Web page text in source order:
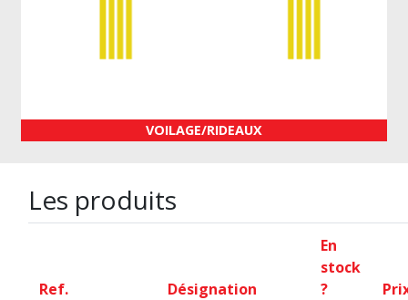
VOILAGE/RIDEAUX
Les produits
Ref. Désignation
En
stock
?